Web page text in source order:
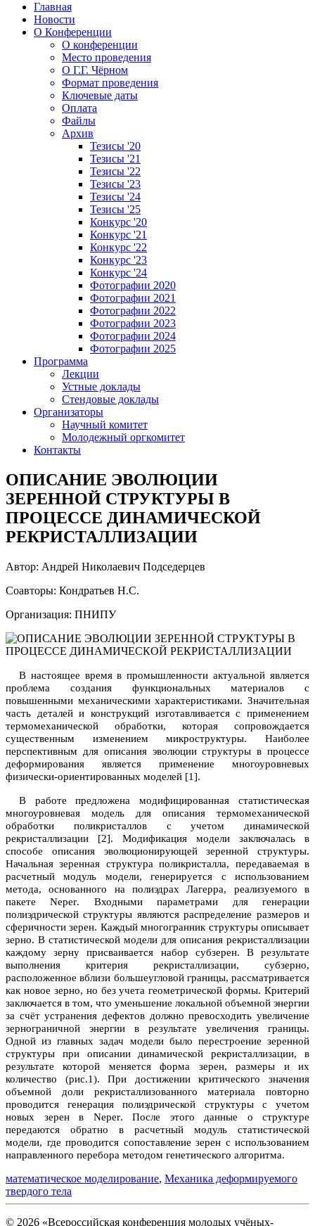
Главная
Новости
О Конференции
О конференции
Место проведения
О Г.Г. Чёрном
Формат проведения
Ключевые даты
Оплата
Файлы
Архив
Тезисы '20
Тезисы '21
Тезисы '22
Тезисы '23
Тезисы '24
Тезисы '25
Конкурс '20
Конкурс '21
Конкурс '22
Конкурс '23
Конкурс '24
Фотографии 2020
Фотографии 2021
Фотографии 2022
Фотографии 2023
Фотографии 2024
Фотографии 2025
Программа
Лекции
Устные доклады
Стендовые доклады
Организаторы
Научный комитет
Молодежный оргкомитет
Контакты
ОПИСАНИЕ ЭВОЛЮЦИИ
ЗЕРЕННОЙ СТРУКТУРЫ В
ПРОЦЕССЕ ДИНАМИЧЕСКОЙ
РЕКРИСТАЛЛИЗАЦИИ
Автор: Андрей Николаевич Подседерцев
Соавторы: Кондратьев Н.С.
Организация: ПНИПУ
В настоящее время в промышленности актуальной является
проблема создания функциональных материалов с
повышенными механическими характеристиками. Значительная
часть деталей и конструкций изготавливается с применением
термомеханической обработки, которая сопровождается
существенным изменением микроструктуры. Наиболее
перспективным для описания эволюции структуры в процессе
деформирования является применение многоуровневых
физически-ориентированных моделей [1].
В работе предложена модифицированная статистическая
многоуровневая модель для описания термомеханической
обработки поликристаллов с учетом динамической
рекристаллизации [2]. Модификация модели заключалась в
способе описания эволюционирующей зеренной структуры.
Начальная зеренная структура поликристалла, передаваемая в
расчетный модуль модели, генерируется с использованием
метода, основанного на полиэдрах Лагерра, реализуемого в
пакетеNeper. Входными параметрами для генерации
полиэдрической структуры являются распределение размеров и
сферичности зерен. Каждый многогранник структуры описывает
зерно. В статистической модели для описания рекристаллизации
каждому зерну присваивается набор субзерен. В результате
выполнения критерия рекристаллизации, субзерно,
расположенное вблизи большеугловой границы, рассматривается
как новое зерно, но без учета геометрической формы. Критерий
заключается в том, что уменьшение локальной объемной энергии
за счёт устранения дефектов должно превосходить увеличение
зернограничной энергии в результате увеличения границы.
Одной из главных задач модели было перестроение зеренной
структуры при описании динамической рекристаллизации, в
результате которой меняется форма зерен, размеры и их
количество (рис.1). При достижении критического значения
объемной доли рекристаллизованного материала повторно
проводится генерация полиэдрической структуры с учетом
новых зерен в Neper. После этого данные о структуре
передаются обратно в расчетный модуль статистической
модели, где проводится сопоставление зерен с использованием
направленного перебора методом генетического алгоритма.
математическое моделирование, Механика деформируемого
твердого тела
© 2026 «Всероссийская конференция молодых учёных-